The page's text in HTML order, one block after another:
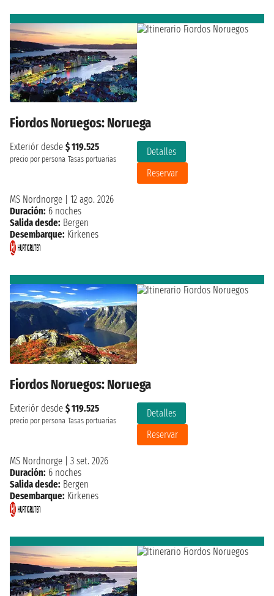
Fiordos Noruegos: Noruega
Exteriór desde $ 119.525
precio por persona Tasas portuarias
Detalles
Reservar
MS Nordnorge
12 ago. 2026
Duración: 6 noches
Salida desde: Bergen
Desembarque: Kirkenes
Fiordos Noruegos: Noruega
Exteriór desde $ 119.525
precio por persona Tasas portuarias
Detalles
Reservar
MS Nordnorge
3 set. 2026
Duración: 6 noches
Salida desde: Bergen
Desembarque: Kirkenes